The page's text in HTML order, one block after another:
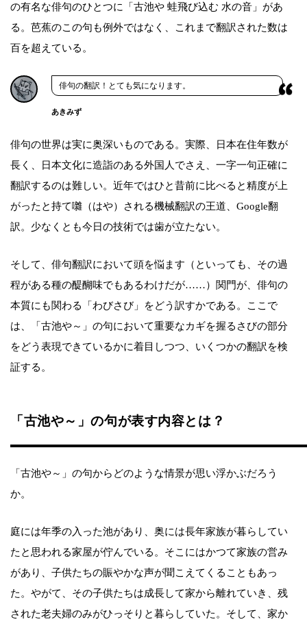
の有名な俳句のひとつに「古池や 蛙飛び込む 水の音」があ
る。芭蕉のこの句も例外ではなく、これまで翻訳された数は
百を超えている。
俳句の翻訳！とても気になります。
あきみず
俳句の世界は実に奥深いものである。実際、日本在住年数が
長く、日本文化に造詣のある外国人でさえ、一字一句正確に
翻訳するのは難しい。近年ではひと昔前に比べると精度が上
がったと持て囃（はや）される機械翻訳の王道、Google翻
訳。少なくとも今日の技術では歯が立たない。
そして、俳句翻訳において頭を悩ます（といっても、その過
程がある種の醍醐味でもあるわけだが……）関門が、俳句の
本質にも関わる「わびさび」をどう訳すかである。ここで
は、「古池や～」の句において重要なカギを握るさびの部分
をどう表現できているかに着目しつつ、いくつかの翻訳を検
証する。
「古池や～」の句が表す内容とは？
「古池や～」の句からどのような情景が思い浮かぶだろう
か。
庭には年季の入った池があり、奥には長年家族が暮らしてい
たと思われる家屋が佇んでいる。そこにはかつて家族の営み
があり、子供たちの賑やかな声が聞こえてくることもあっ
た。やがて、その子供たちは成長して家から離れていき、残
された老夫婦のみがひっそりと暮らしていた。そして、家か